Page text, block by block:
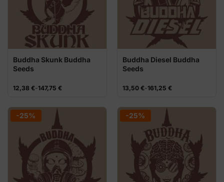
Buddha Skunk Buddha
Seeds
12,38 €-147,75 €
Rango
12,38 €
hasta
147,75 €
Buddha Diesel Buddha
Seeds
13,50 €-161,25 €
Rango
13,50 €
hasta
161,25 €
-25% -25%